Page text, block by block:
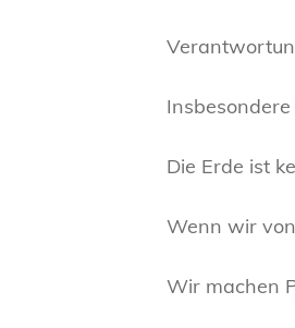
Die Erde ist
Wenn wir
Wir machen